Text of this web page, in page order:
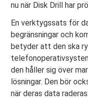
nu när Disk Drill har
En verktygssats för
begränsningar och
betyder att den ska
den håller sig över
lösningar. Den bör
när deras data raderas.